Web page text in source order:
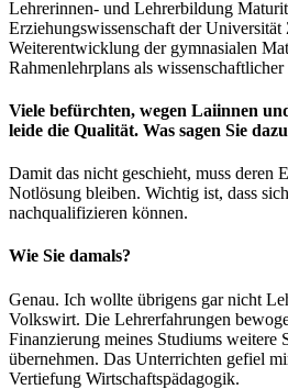
Lehrerinnen- und Lehrerbildung
Erziehungswissenschaft der
Weiterentwicklung der gymnasialen
Rahmenlehrplans als wissenschaftlicher
Viele befürchten, wegen Laiinnen
leide die Qualität. Was sagen Sie
Damit das nicht geschieht, muss deren
Notlösung bleiben. Wichtig ist, dass
nachqualifizieren können.
Wie Sie damals?
Genau. Ich wollte übrigens gar nicht
Volkswirt. Die Lehrerfahrungen
Finanzierung meines Studiums weitere
übernehmen. Das Unterrichten gefiel
Vertiefung Wirtschaftspädagogik.